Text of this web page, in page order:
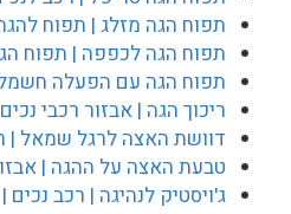
תפוח הגה מזלג | תפוח
תפוח הגה לכפפה | תפוח
תפוח הגה עם הפעלה
ריכוך הגה | אבזור רכבי
דוושת האצה לרגל שמאל |
טבעת האצה על ההגה |
ג'ויסטיק לנהיגה | רכב נכים